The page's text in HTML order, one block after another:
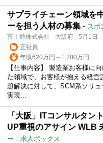
サプライチェーン領域を
ーを担う人材の募集 - スポ
富士通株式会社 - 大阪府 - 5月1日
正社員
年収620万円～1,200万円
【仕事内容】 製造業お客様に
た領域で、お客様が抱える経
題解決に対して、SCM系ソリ
実現...
「大阪」ITコンサルタン
UP重視のアサイン WLB
ー：求人ボックス